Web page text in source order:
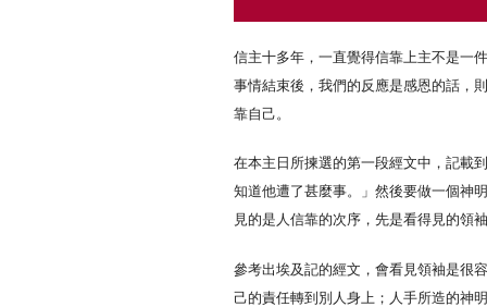
信主十多年，一直覺得信靠上主不是一
事情結束後，我們的反應是感恩的話，
靠自己。
在本主日所揀選的第一段經文中，記載
知道他遭了甚麼事。」然後要做一個神
見的是人信靠的次序，先是看得見的領
參考出埃及記的經文，會看見領袖是很
己的責任轉到別人身上；人手所造的神